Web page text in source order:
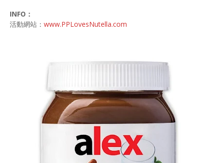
INFO：
活動網站： www.PPLovesNutella.com